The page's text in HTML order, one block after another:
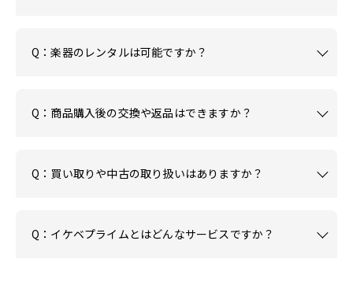
Q：楽器のレンタルは可能ですか？
Q：商品購入後の交換や返品はできますか？
Q：買い取りや中古の取り扱いはありますか？
Q：イケベプライムとはどんなサービスですか？